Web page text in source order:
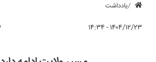
یادداشت
۱۴۰۴/۱۲/۲۳ - ۱۴:۳۴